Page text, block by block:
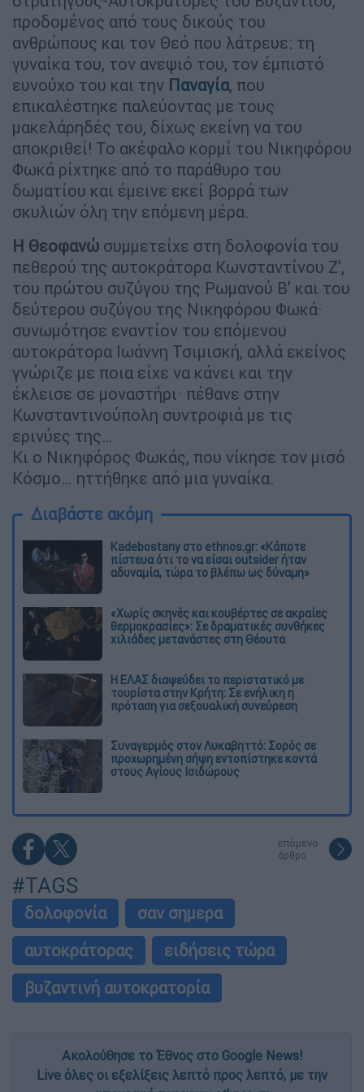
προδομένος από τους δικούς του
ανθρώπους και τον Θεό που λάτρευε: τη
γυναίκα του, τον ανεψιό του, τον έμπιστό
ευνούχο του και την Παναγία, που
επικαλέστηκε παλεύοντας με τους
μακελάρηδές του, δίχως εκείνη να του
αποκριθεί! Το ακέφαλο κορμί του Νικηφόρου
Φωκά ρίχτηκε από το παράθυρο του
δωματίου και έμεινε εκεί βορρά των
σκυλιών όλη την επόμενη μέρα.
Η Θεοφανώ συμμετείχε στη δολοφονία του
πεθερού της αυτοκράτορα Κωνσταντίνου Ζ’,
του πρώτου συζύγου της Ρωμανού Β’ και του
δεύτερου συζύγου της Νικηφόρου Φωκά·
συνωμότησε εναντίον του επόμενου
αυτοκράτορα Ιωάννη Τσιμισκή, αλλά εκείνος
γνώριζε με ποια είχε να κάνει και την
έκλεισε σε μοναστήρι· πέθανε στην
Κωνσταντινούπολη συντροφιά με τις
ερινύες της…
Κι ο Νικηφόρος Φωκάς, που νίκησε τον μισό
Κόσμο… ηττήθηκε από μια γυναίκα.
Διαβάστε ακόμη
Kadebostany στο ethnos.gr: «Κάποτε
πίστευα ότι το να είσαι outsider ήταν
αδυναμία, τώρα το βλέπω ως δύναμη»
«Χωρίς σκηνές και κουβέρτες σε ακραίες
θερμοκρασίες»: Σε δραματικές συνθήκες
χιλιάδες μετανάστες στη Θέουτα
Η ΕΛΑΣ διαψεύδει το περιστατικό με
τουρίστα στην Κρήτη: Σε ενήλικη η
πρόταση για σεξουαλική συνεύρεση
Συναγερμός στον Λυκαβηττό: Σορός σε
προχωρημένη σήψη εντοπίστηκε κοντά
στους Αγίους Ισιδώρους
επόμενο
άρθρο
#TAGS
δολοφονία
σαν σημερα
αυτοκράτορας
ειδήσεις τώρα
βυζαντινή αυτοκρατορία
Ακολούθησε το Έθνος στο Google News!
Live όλες οι εξελίξεις λεπτό προς λεπτό, με την